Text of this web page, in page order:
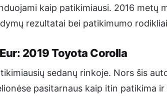
kaip patikimiausi. 2016 metų
rezultatai bei patikimumo
2019 Toyota Corolla
sedanų rinkoje. Nors šis
pasitarnaus kaip itin patikima